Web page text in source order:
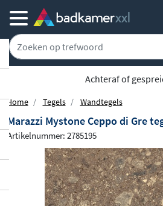
Achteraf of
Home Tegels Wandtegels
Marazzi Mystone Ceppo di Gre
Artikelnummer: 2785195